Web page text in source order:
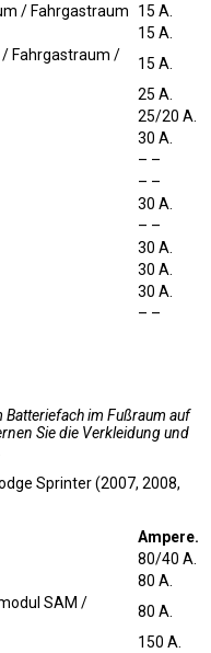
/ Fahrgastraum
15 A.
15 A.
/ Fahrgastraum /
15 A.
25 A.
25/20 A.
30 A.
– –
– –
30 A.
– –
30 A.
30 A.
30 A.
– –
im Fußraum auf
Sie die Verkleidung und
Ampere.
80/40 A.
80 A.
SAM /
80 A.
150 A.